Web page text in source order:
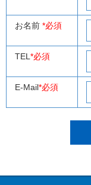
お名前 *必須
TEL *必須
E-Mail*必須